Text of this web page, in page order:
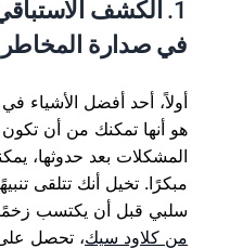
1.
الكشف
في صدارة المخاطر
أولاً، أحد أفضل الأشياء
هو أنها تمكنك من أن تكون
المشكلات بعد حدوثها،
مبكرًا. تخيل أنك تتلقى
سلبي قبل أن يكتسب
من كلاود سيك، تحصل